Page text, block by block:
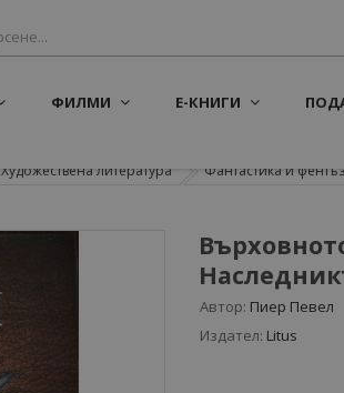
ФИЛМИ Е-КНИГИ
Художествена литература Фантастика и
Автор: Пиер Певел
Издател: Litus